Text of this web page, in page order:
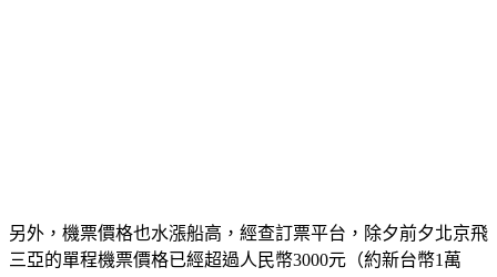
另外，機票價格也水漲船高，經查訂票平台，除夕前夕北京飛
三亞的單程機票價格已經超過人民幣3000元（約新台幣1萬